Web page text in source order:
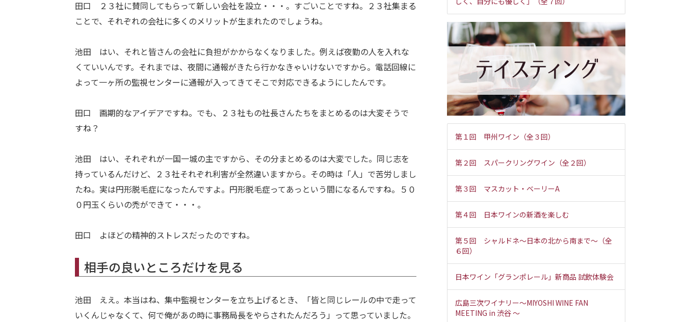
田口 ２３社に賛同してもらって新しい会社を設立・・・。すごいことですね。２３社集まる
ことで、それぞれの会社に多くのメリットが生まれたのでしょうね。
池田 はい、それと皆さんの会社に負担がかからなくなりました。例えば夜勤の人を入れな
くていいんです。それまでは、夜間に通報がきたら行かなきゃいけないですから。電話回線に
よって一ヶ所の監視センターに通報が入ってきてそこで対応できるようにしたんです。
田口 画期的なアイデアですね。でも、２３社もの社長さんたちをまとめるのは大変そうで
すね？
池田 はい、それぞれが一国一城の主ですから、その分まとめるのは大変でした。同じ志を
持っているんだけど、２３社それぞれ利害が全然違いますから。その時は「人」で苦労しまし
たね。実は円形脱毛症になったんですよ。円形脱毛症ってあっという間になるんですね。５０
０円玉くらいの禿ができて・・・。
田口 よほどの精神的ストレスだったのですね。
相手の良いところだけを見る
池田 ええ。本当はね、集中監視センターを立ち上げるとき、「皆と同じレールの中で走って
いくんじゃなくて、何で俺があの時に事務局長をやらされたんだろう」って思っていました。
第１回 甲州ワイン（全３回）
第２回 スパークリングワイン（全２回）
第３回 マスカット・ベーリーA
第４回 日本ワインの新酒を楽しむ
第５回 シャルドネ～日本の北から南まで～（全
６回）
日本ワイン「グランポレール」新商品 試飲体験会
広島三次ワイナリー～MIYOSHI WINE FAN
MEETING in 渋谷 ～